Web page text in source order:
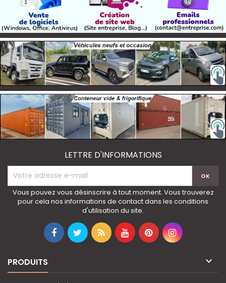
LETTRE D'INFORMATIONS
Vous pouvez vous désinscrire à tout moment. Vous trouverez
pour cela nos informations de contact dans les conditions
d'utilisation du site.
PRODUITS 